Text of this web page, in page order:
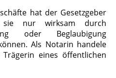
hat der Gesetzgeber
sie nur wirksam durch
oder Beglaubigung
Als Notarin handele
eines öffentlichen